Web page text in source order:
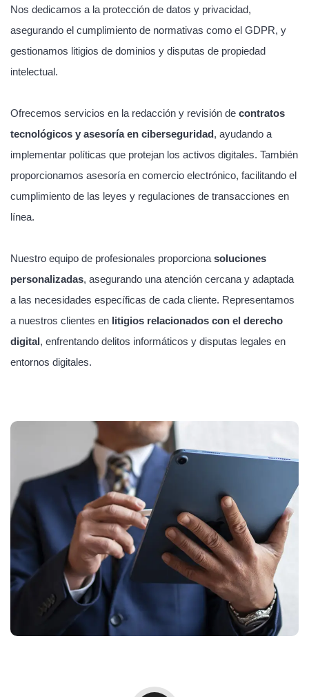
Nos dedicamos a la protección de datos y privacidad,
asegurando el cumplimiento de normativas como el GDPR, y
gestionamos litigios de dominios y disputas de propiedad
intelectual.
Ofrecemos servicios en la redacción y revisión de contratos
tecnológicos y asesoría en ciberseguridad, ayudando a
implementar políticas que protejan los activos digitales. También
proporcionamos asesoría en comercio electrónico, facilitando el
cumplimiento de las leyes y regulaciones de transacciones en
línea.
Nuestro equipo de profesionales proporciona soluciones
personalizadas, asegurando una atención cercana y adaptada
a las necesidades específicas de cada cliente. Representamos
a nuestros clientes en litigios relacionados con el derecho
digital, enfrentando delitos informáticos y disputas legales en
entornos digitales.